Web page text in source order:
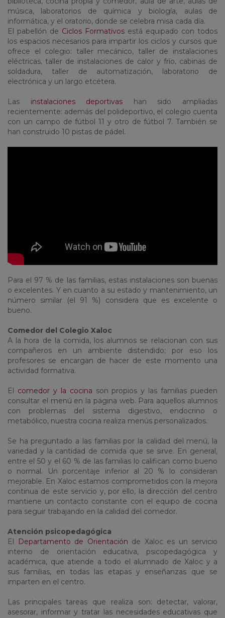
música, laboratorios de química y biología, aulas de
informática, y el oratorio, donde se celebra misa cada día.
El pabellón de Ciclos Formativos está equipado con todos
los espacios necesarios para impartir los ciclos y cursos que
ofrece el colegio: taller mecánico, taller de instalaciones
eléctricas, taller de instalaciones de calor y frío, cabinas de
soldadura, taller de automatización, laboratorio de
electrónica y un largo etcétera.
Las instalaciones deportivas han sido ampliadas
recientemente: además del polideportivo, el colegio cuenta
con un campo de fútbol 11 y otro de fútbol 7. También se
han construido 10 pistas de pádel.
Para el 97 % de las familias, estas instalaciones son buenas
o excelentes. Y en cuanto a su estado y mantenimiento, un
número similar (el 91 %) considera que es excelente o
bueno.
Comedor del Colegio Xaloc
A la hora de la comida, los alumnos se relacionan con sus
compañeros en un ambiente distendido; por eso los
profesores se encargan de hacer de este momento una
actividad formativa.
El comedor y la cocina son propios y las familias pueden
consultar el menú en la página web. Para aquellos alumnos
con problemas del sistema digestivo, endocrino o
metabólico, nuestra cocina realiza menús personalizados.
Se ha preguntado a las familias por la calidad del menú, la
variedad y la cantidad de comida que se sirve. En general,
entre el 50 y el 60 % de las familias lo califican como bueno
o normal. Un porcentaje inferior al 20 % lo consideran
mejorable. En Xaloc estamos comprometidos con la mejora
continua de este servicio y, por ello, la dirección del centro
mantiene un contacto constante con el equipo de cocina
para seguir trabajando en la calidad del comedor.
Atención psicopedagógica
El
Departamento de Orientación de Xaloc es un servicio
interno de orientación educativa, psicopedagógica y
académica, que atiende a todo el alumnado de Xaloc y a
sus familias, en todas las etapas y enseñanzas que se
imparten en el centro.
Las principales tareas que realiza son: detectar, valorar,
asesorar, informar y tratar las necesidades educativas que